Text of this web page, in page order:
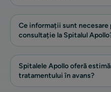
Ce informații sunt necesare
consultație la Spitalul
Spitalele Apollo oferă
tratamentului în avans?